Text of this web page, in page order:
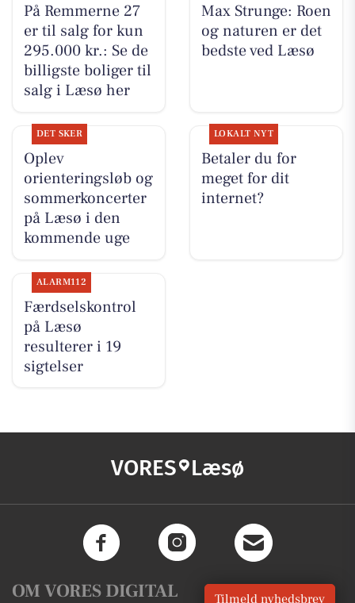
På Remmerne 27
er til salg for kun
295.000 kr.: Se de
billigste boliger til
salg i Læsø her
Max Strunge: Roen
og naturen er det
bedste ved Læsø
DET SKER
Oplev
orienteringsløb og
sommerkoncerter
på Læsø i den
kommende uge
LOKALT NYT
Betaler du for
meget for dit
internet?
ALARM112
Færdselskontrol
på Læsø
resulterer i 19
sigtelser
VORES Læsø
OM VORES DIGITAL Tilmeld nyhedsbrev